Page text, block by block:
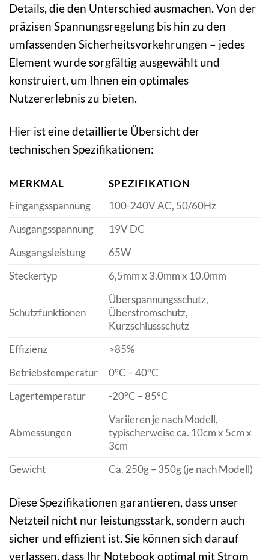
Details, die den Unterschied ausmachen. Von der
präzisen Spannungsregelung bis hin zu den
umfassenden Sicherheitsvorkehrungen – jedes
Element wurde sorgfältig ausgewählt und
konstruiert, um Ihnen ein optimales
Nutzererlebnis zu bieten.
Hier ist eine detaillierte Übersicht der
technischen Spezifikationen:
MERKMAL
SPEZIFIKATION
Eingangsspannung
100-240V AC, 50/60Hz
Ausgangsspannung
19V DC
Ausgangsleistung
65W
Steckertyp
6,5mm x 3,0mm x 10,0mm
Schutzfunktionen
Überspannungsschutz,
Überstromschutz,
Kurzschlussschutz
Effizienz
>85%
Betriebstemperatur
0°C – 40°C
Lagertemperatur
-20°C – 85°C
Abmessungen
Variieren je nach Modell,
typischerweise ca. 10cm x 5cm x
3cm
Gewicht
Ca. 250g – 350g (je nach Modell)
Diese Spezifikationen garantieren, dass unser
Netzteil nicht nur leistungsstark, sondern auch
sicher und effizient ist. Sie können sich darauf
verlassen, dass Ihr Notebook optimal mit Strom